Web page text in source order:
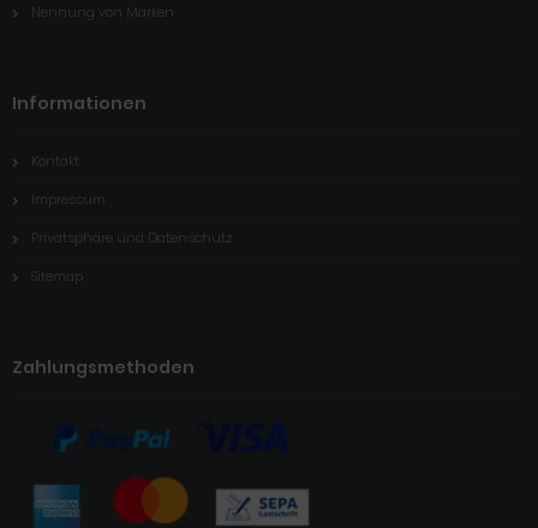
Nennung von Marken
Informationen
Kontakt
Impressum
Privatsphäre und Datenschutz
Sitemap
Zahlungsmethoden